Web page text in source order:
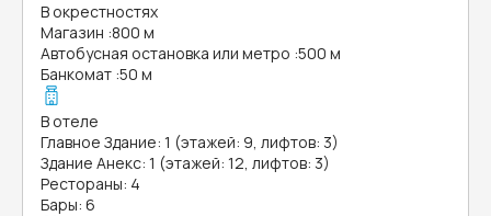
В окрестностях
Магазин :800 м
Автобусная остановка или метро :500 м
Банкомат :50 м
В отеле
Главное Здание: 1 (этажей: 9, лифтов: 3)
Здание Анекс: 1 (этажей: 12, лифтов: 3)
Рестораны: 4
Бары: 6